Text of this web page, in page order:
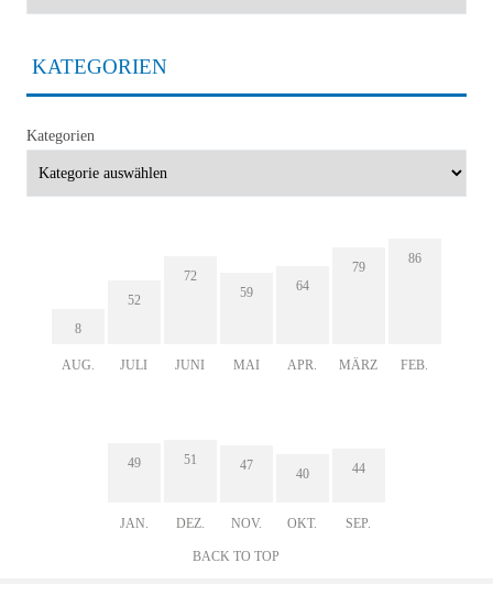
KATEGORIEN
Kategorien
8
AUG.
52
JULI
72
JUNI
59
MAI
64
APR.
79
MÄRZ
86
FEB.
49
JAN.
51
DEZ.
47
NOV.
40
OKT.
44
SEP.
BACK TO TOP